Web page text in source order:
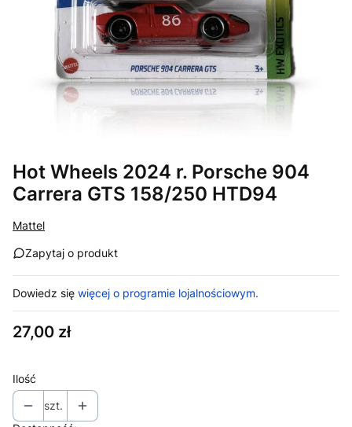
Hot Wheels 2024 r. Porsche 904
Carrera GTS 158/250 HTD94
Mattel
Zapytaj o produkt
Dowiedz się więcej o programie lojalnościowym.
Cena
27,00 zł
Ilość
szt.